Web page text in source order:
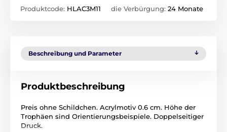
Produktcode: HLAC3M11 die Verbürgung: 24 Monate
Beschreibung und Parameter
Produktbeschreibung
Preis ohne Schildchen. Acrylmotiv 0.6 cm. Höhe der
Trophäen sind Orientierungsbeispiele. Doppelseitiger
Druck.